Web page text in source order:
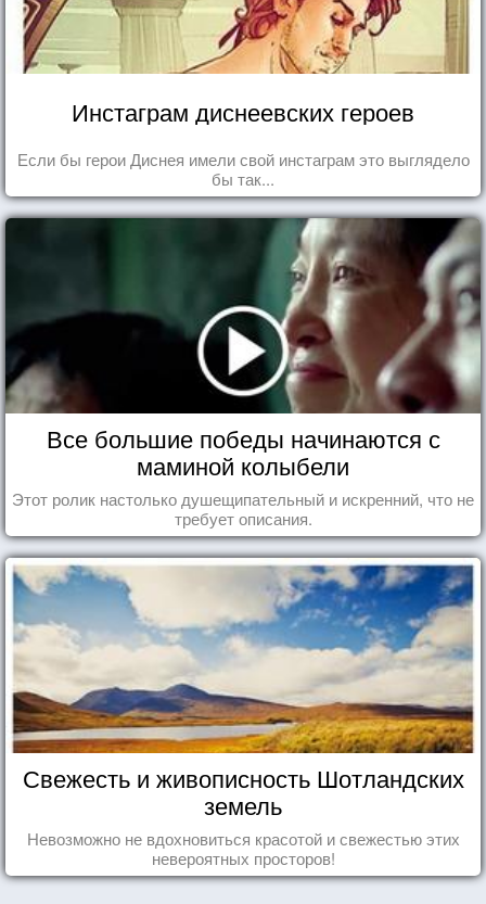
Инстаграм диснеевских героев
Если бы герои Диснея имели свой инстаграм это выглядело
бы так...
Все большие победы начинаются с
маминой колыбели
Этот ролик настолько душещипательный и искренний, что не
требует описания.
Свежесть и живописность Шотландских
земель
Невозможно не вдохновиться красотой и свежестью этих
невероятных просторов!